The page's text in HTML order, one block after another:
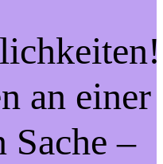
an einer
Sache –